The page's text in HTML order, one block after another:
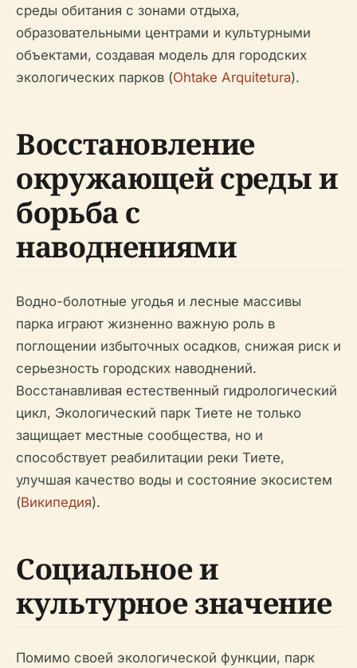
среды обитания с зонами отдыха,
образовательными центрами и культурными
объектами, создавая модель для городских
экологических парков (Ohtake Arquitetura).
Восстановление
окружающей среды и
борьба с
наводнениями
Водно-болотные угодья и лесные массивы
парка играют жизненно важную роль в
поглощении избыточных осадков, снижая риск и
серьезность городских наводнений.
Восстанавливая естественный гидрологический
цикл, Экологический парк Тиете не только
защищает местные сообщества, но и
способствует реабилитации реки Тиете,
улучшая качество воды и состояние экосистем
(Википедия).
Социальное и
культурное значение
Помимо своей экологической функции, парк